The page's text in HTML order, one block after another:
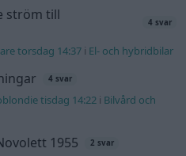
ström till
4 svar
torsdag 14:37 i El- och hybridbilar
4 svar
tisdag 14:22 i Bilvård och
1955 2 svar